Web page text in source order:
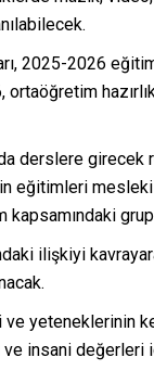
2025-2026
derslere
mesleki
ilişkiyi
yeteneklerinin
ve insani